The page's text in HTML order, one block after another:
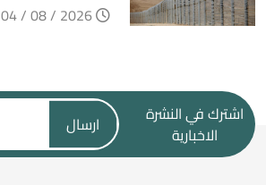
اشترك في النشرة
الاخبارية
ارسال